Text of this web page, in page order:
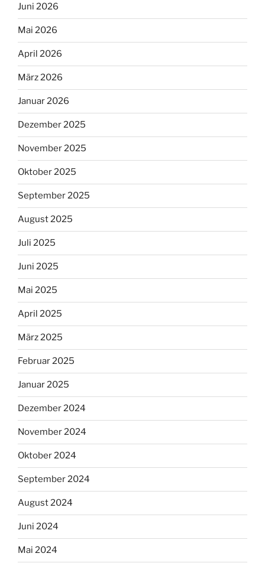
Juni 2026
Mai 2026
April 2026
März 2026
Januar 2026
Dezember 2025
November 2025
Oktober 2025
September 2025
August 2025
Juli 2025
Juni 2025
Mai 2025
April 2025
März 2025
Februar 2025
Januar 2025
Dezember 2024
November 2024
Oktober 2024
September 2024
August 2024
Juni 2024
Mai 2024